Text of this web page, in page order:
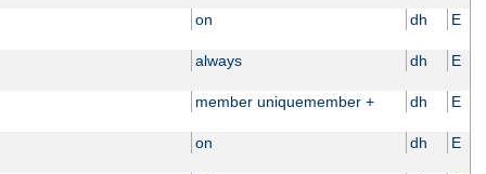
on dh E
always dh E
member uniquemember + dh E
on dh E